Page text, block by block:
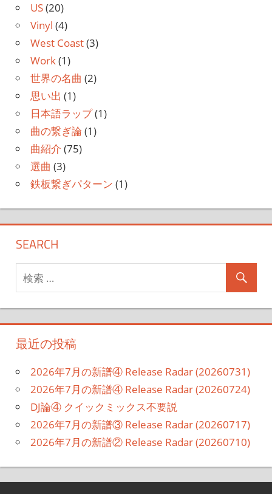
US(20)
Vinyl (4)
West Coast(3)
Work(1)
世界の名曲 (2)
思い出 (1)
日本語ラップ(1)
曲の繋ぎ論 (1)
曲紹介 (75)
選曲 (3)
鉄板繋ぎパターン (1)
SEARCH
最近の投稿
2026年7月の新譜④ Release Radar (20260731)
2026年7月の新譜④ Release Radar (20260724)
DJ論④ クイックミックス不要説
2026年7月の新譜③ Release Radar (20260717)
2026年7月の新譜② Release Radar (20260710)